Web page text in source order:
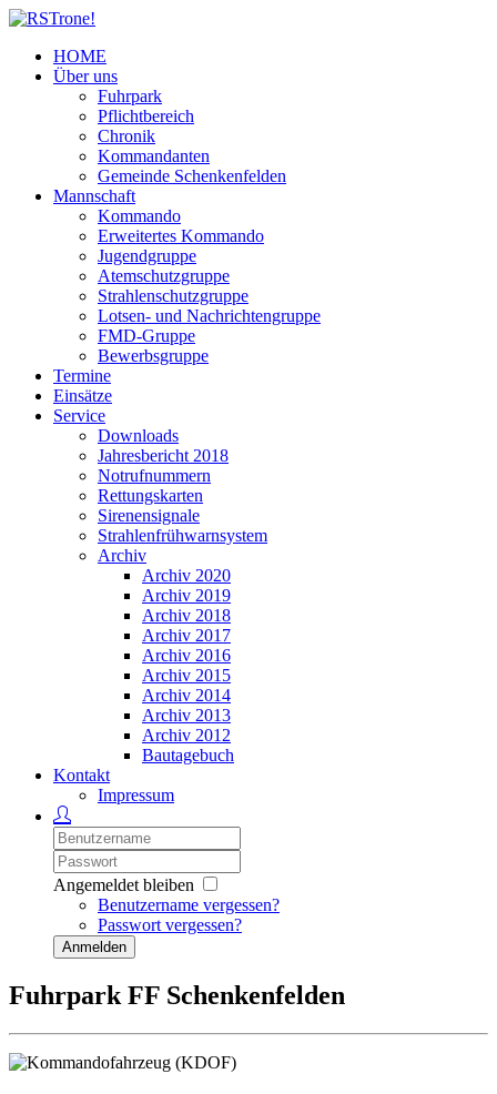
HOME
Über uns
Fuhrpark
Pflichtbereich
Chronik
Kommandanten
Gemeinde Schenkenfelden
Mannschaft
Kommando
Erweitertes Kommando
Jugendgruppe
Atemschutzgruppe
Strahlenschutzgruppe
Lotsen- und Nachrichtengruppe
FMD-Gruppe
Bewerbsgruppe
Termine
Einsätze
Service
Downloads
Jahresbericht 2018
Notrufnummern
Rettungskarten
Sirenensignale
Strahlenfrühwarnsystem
Archiv
Archiv 2020
Archiv 2019
Archiv 2018
Archiv 2017
Archiv 2016
Archiv 2015
Archiv 2014
Archiv 2013
Archiv 2012
Bautagebuch
Kontakt
Impressum
Angemeldet bleiben
Benutzername vergessen?
Passwort vergessen?
Anmelden
Fuhrpark FF Schenkenfelden